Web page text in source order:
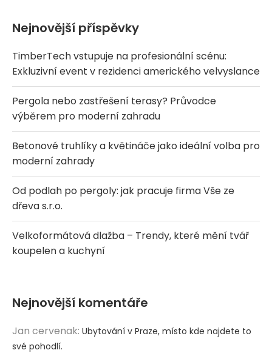
Nejnovější příspěvky
TimberTech vstupuje na profesionální scénu:
Exkluzivní event v rezidenci amerického velvyslance
Pergola nebo zastřešení terasy? Průvodce
výběrem pro moderní zahradu
Betonové truhlíky a květináče jako ideální volba pro
moderní zahrady
Od podlah po pergoly: jak pracuje firma Vše ze
dřeva s.r.o.
Velkoformátová dlažba – Trendy, které mění tvář
koupelen a kuchyní
Nejnovější komentáře
Jan cervenak: Ubytování v Praze, místo kde najdete to
své pohodlí.